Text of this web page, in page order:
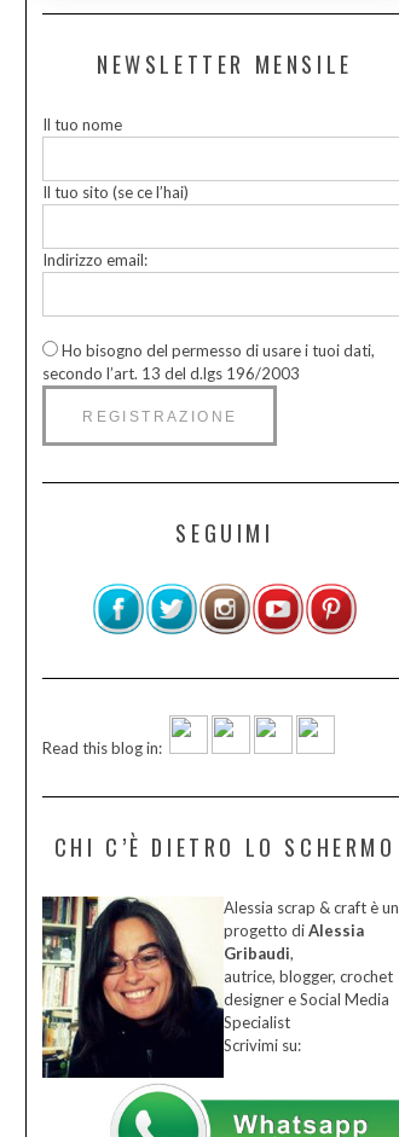
NEWSLETTER MENSILE
Il tuo nome
Il tuo sito (se ce l’hai)
Indirizzo email:
Ho bisogno del permesso di usare i tuoi dati,
secondo l’art. 13 del d.lgs 196/2003
SEGUIMI
Read this blog in:
CHI C’È DIETRO LO SCHERMO
Alessia scrap & craft è un
progetto diAlessia
Gribaudi,
autrice, blogger, crochet
designer e Social Media
Specialist
Scrivimi su: